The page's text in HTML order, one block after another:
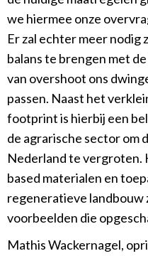
we hiermee onze
Er zal echter meer nodig
balans te brengen met
van overshoot ons
passen. Naast het
footprint is hierbij een
de agrarische sector om
Nederland te vergroten.
based materialen en
regeneratieve landbouw
voorbeelden die
Mathis Wackernagel,